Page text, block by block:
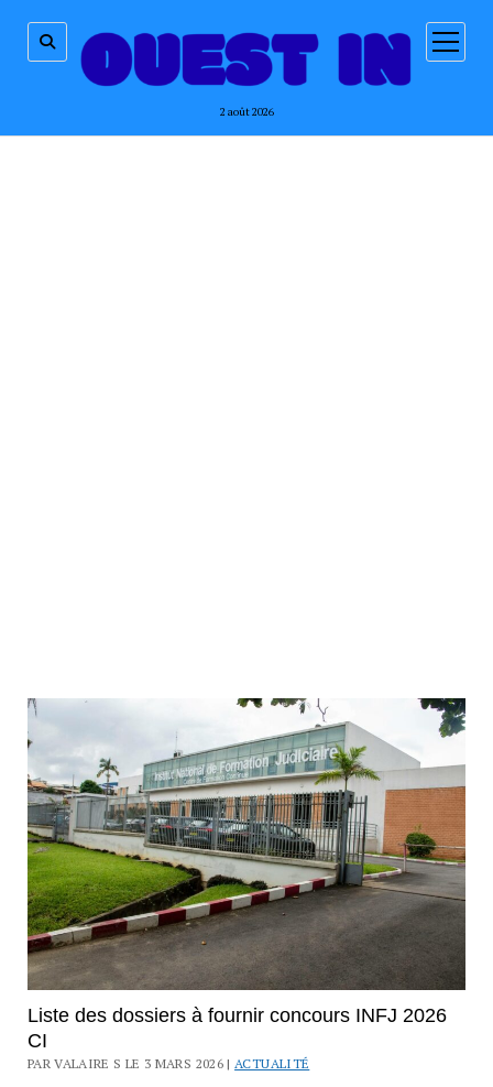
2 août 2026
ouvrir
menu
Liste des dossiers à fournir concours INFJ 2026
CI
PAR VALAIRE S LE 3 MARS 2026 |ACTUALITÉ